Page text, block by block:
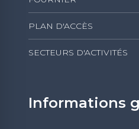
PLAN D'ACCÈS
SECTEURS D'ACTIVITÉS
Informations